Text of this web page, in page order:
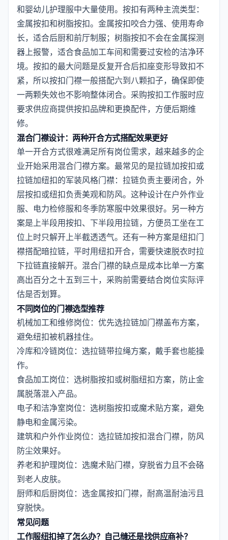
和婴幼儿护理服中大量使用。按扣有两种主流类型：
金属按扣和树脂按扣。金属按扣咬合力强、使用寿命
长，适合后厨和前厅制服；树脂按扣不会在金属探测
器上报警，适合食品加工车间和需要过安检的洁净环
境。按扣的最大问题是反复开合后扣座变形导致扣不
紧，所以按扣门襟一般搭配六到八颗扣子，确保即使
一两颗失效也不影响整体闭合。采购按扣工作服时应
要求供应商提供按扣品牌和更换配件，方便后期维
修。
混合门襟设计：两种开合方式搭配效果更好
单一开合方式很难满足所有岗位需求，越来越多的企
业开始采用混合门襟方案。最常见的是拉链加按扣或
拉链加纽扣的军装风格门襟：拉链负责主要闭合，外
层按扣或纽扣负责美观和防风。这种设计在户外作业
服、电力检修服和冬季防寒服中效果很好。另一种方
案是上半段用按扣、下半段用拉链，方便员工坐在工
位上时只解开上半截透透气。还有一种方案是纽扣门
襟搭配暗拉链，平时用纽扣开合，需要快速脱衣时拉
下拉链直接解开。混合门襟的缺点是成本比单一方案
高出百分之十五到三十，采购前需要结合岗位实际评
估是否划算。
不同岗位的门襟选型推荐
机械加工和维修岗位：优先选拉链加门襟盖布方案，
避免纽扣被机器挂住。
冷库和冷链岗位：选拉链带拉绳方案，戴手套也能操
作。
食品加工岗位：选树脂按扣或树脂纽扣方案，防止金
属脱落混入产品。
电子和洁净室岗位：选树脂按扣或魔术贴方案，避免
静电和金属污染。
建筑和户外作业岗位：选拉链加按扣混合门襟，防风
防尘效果好。
养老和护理岗位：选魔术贴门襟，穿脱省力且不会硌
到老人皮肤。
厨师和后厨岗位：选金属按扣门襟，耐高温耐油污且
穿脱快。
常见问题
工作服纽扣掉了怎么办？自己缝还是找供应商补？